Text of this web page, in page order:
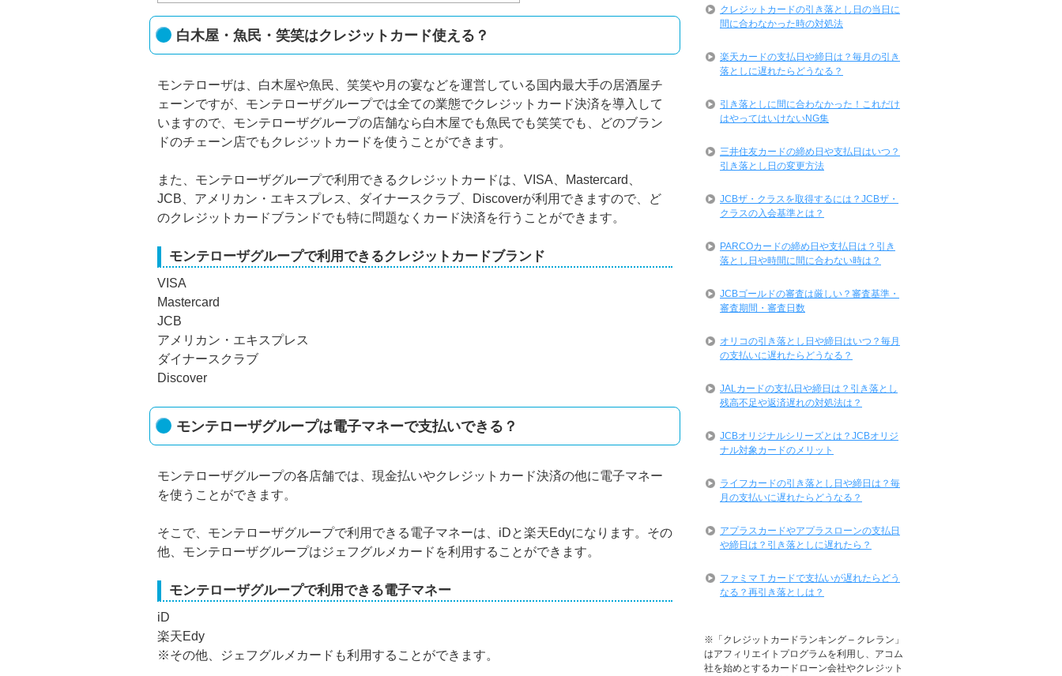
白木屋・魚民・笑笑はクレジットカード使える？
モンテローザは、白木屋や魚民、笑笑や月の宴などを運営している国内最大手の居酒屋チ
ェーンですが、モンテローザグループでは全ての業態でクレジットカード決済を導入して
いますので、モンテローザグループの店舗なら白木屋でも魚民でも笑笑でも、どのブラン
ドのチェーン店でもクレジットカードを使うことができます。
また、モンテローザグループで利用できるクレジットカードは、VISA、Mastercard、
JCB、アメリカン・エキスプレス、ダイナースクラブ、Discoverが利用できますので、ど
のクレジットカードブランドでも特に問題なくカード決済を行うことができます。
モンテローザグループで利用できるクレジットカードブランド
VISA
Mastercard
JCB
アメリカン・エキスプレス
ダイナースクラブ
Discover
モンテローザグループは電子マネーで支払いできる？
モンテローザグループの各店舗では、現金払いやクレジットカード決済の他に電子マネー
を使うことができます。
そこで、モンテローザグループで利用できる電子マネーは、iDと楽天Edyになります。その
他、モンテローザグループはジェフグルメカードを利用することができます。
モンテローザグループで利用できる電子マネー
iD
楽天Edy
※その他、ジェフグルメカードも利用することができます。
クレジットカードの引き落とし日の当日に
間に合わなかった時の対処法
楽天カードの支払日や締日は？毎月の引き
落としに遅れたらどうなる？
引き落としに間に合わなかった！これだけ
はやってはいけないNG集
三井住友カードの締め日や支払日はいつ？
引き落とし日の変更方法
JCBザ・クラスを取得するには？JCBザ・
クラスの入会基準とは？
PARCOカードの締め日や支払日は？引き
落とし日や時間に間に合わない時は？
JCBゴールドの審査は厳しい？審査基準・
審査期間・審査日数
オリコの引き落とし日や締日はいつ？毎月
の支払いに遅れたらどうなる？
JALカードの支払日や締日は？引き落とし
残高不足や返済遅れの対処法は？
JCBオリジナルシリーズとは？JCBオリジ
ナル対象カードのメリット
ライフカードの引き落とし日や締日は？毎
月の支払いに遅れたらどうなる？
アプラスカードやアプラスローンの支払日
や締日は？引き落としに遅れたら？
ファミマＴカードで支払いが遅れたらどう
なる？再引き落としは？
※「クレジットカードランキング – クレラン」
はアフィリエイトプログラムを利用し、アコム
社を始めとするカードローン会社やクレジット